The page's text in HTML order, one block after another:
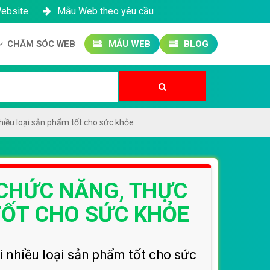
Mẫu Web theo yêu cầu
CHĂM SÓC WEB
Quản trị Fanpage
MẪU WEB BLOG
loại sản phẩm tốt cho sức khỏe
NĂNG, THỰC
CHO SỨC KHỎE
loại sản phẩm tốt cho sức